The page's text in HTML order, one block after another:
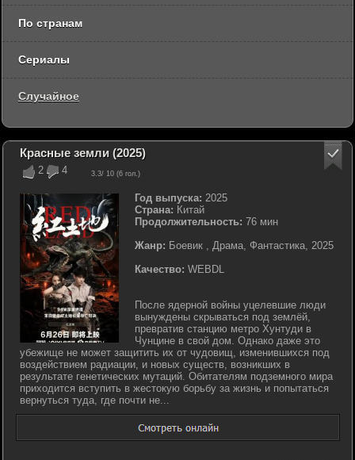
2 4 3.3/ 10 (6 гол.)
Красные земли (2025)
Год выпуска: 2025
Страна: Китай
Продолжительность: 76 мин
Жанр: Боевик , Драма, Фантастика, 2025
Качество: WEBDL
После ядерной войны уцелевшие люди
вынуждены скрываться под землёй,
превратив станцию метро Хунтуди в
Чунцине в свой дом. Однако даже это
убежище не может защитить их от чудовищ, изменившихся под
воздействием радиации, и новых существ, возникших в
результате генетических мутаций. Обитателям подземного мира
приходится вступить в жестокую борьбу за жизнь и попытаться
вернуться туда, где почти не...
По странам
Сериалы
Случайное